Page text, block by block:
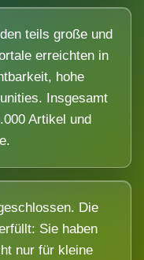
teils große und
erreichten in
hohe
Insgesamt
Artikel und
Die
Sie haben
nur für kleine